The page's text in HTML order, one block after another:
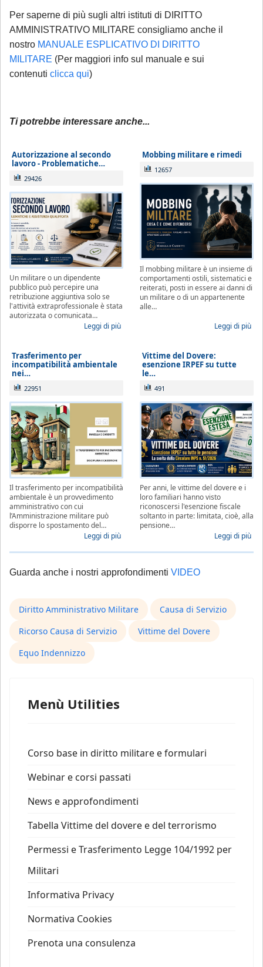
Per saperne di più sugli altri istituti di DIRITTO
AMMINISTRATIVO MILITARE consigliamo anche il
nostro MANUALE ESPLICATIVO DI DIRITTO
MILITARE (Per maggiori info sul manuale e sui
contenuti clicca qui)
Ti potrebbe interessare anche...
Autorizzazione al secondo
lavoro - Problematiche…
29426
Un militare o un dipendente
pubblico può percepire una
retribuzione aggiuntiva solo se
l'attività extraprofessionale è stata
autorizzata o comunicata…
Leggi di più
Mobbing militare e rimedi
12657
Il mobbing militare è un insieme di
comportamenti ostili, sistematici e
reiterati, posti in essere ai danni di
un militare o di un appartenente
alle…
Leggi di più
Trasferimento per
incompatibilità ambientale
nei…
22951
Il trasferimento per incompatibilità
ambientale è un provvedimento
amministrativo con cui
l’Amministrazione militare può
disporre lo spostamento del…
Leggi di più
Vittime del Dovere:
esenzione IRPEF su tutte
le…
491
Per anni, le vittime del dovere e i
loro familiari hanno visto
riconoscersi l'esenzione fiscale
soltanto in parte: limitata, cioè, alla
pensione…
Leggi di più
Guarda anche i nostri approfondimenti VIDEO
Diritto Amministrativo Militare
Causa di Servizio
Ricorso Causa di Servizio
Vittime del Dovere
Equo Indennizzo
Menù Utilities
Corso base in diritto militare e formulari
Webinar e corsi passati
News e approfondimenti
Tabella Vittime del dovere e del terrorismo
Permessi e Trasferimento Legge 104/1992 per
Militari
Informativa Privacy
Normativa Cookies
Prenota una consulenza